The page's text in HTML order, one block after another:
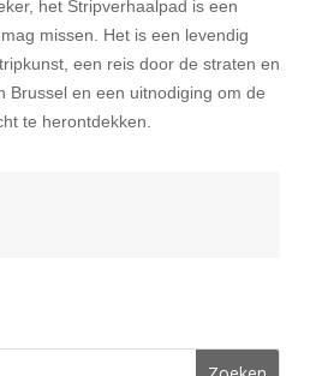
het Stripverhaalpad is een
missen. Het is een levendig
een reis door de straten en
Brussel en een uitnodiging om de
te herontdekken.